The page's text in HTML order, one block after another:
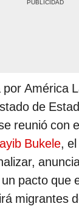
América
de
reunió con
Bukele,
pacto que
migrantes